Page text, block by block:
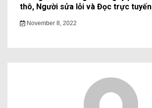
thô, Người sửa lỗi và Đọc trực tuyến
November 8, 2022